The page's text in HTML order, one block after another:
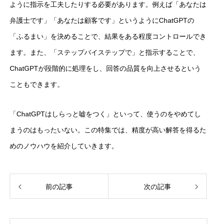
ように指示を工夫したりする必要があります。例えば「あなたは
弁護士です」「あなたは顧客です」というようにChatGPTの
「ふるまい」を決めることで、結果をある程度コントロールでき
ます。また、「ステップバイステップで」と指示することで、
ChatGPTが段階的に処理をし、回答の品質を向上させるという
こともできます。
「ChatGPTはしらっと嘘をつく」といって、使うのをやめてし
まうのはもったいない。この特集では、精度が高い解答を得るた
めのノウハウを紹介していきます。
前の記事 次の記事